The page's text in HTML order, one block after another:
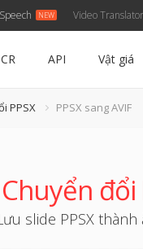
Video Translator
API Vật giá
PPSX PPSX sang AVIF
Chuyển đổi
slide PPSX